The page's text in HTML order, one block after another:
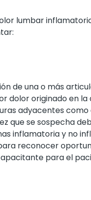
lumbar
de una o más
dolor originado en la
adyacentes como
que se sospecha
inflamatoria y no
reconocer
para el